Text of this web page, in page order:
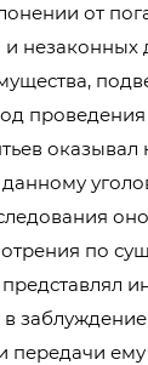
от
незаконных
оказывал
по
передачи